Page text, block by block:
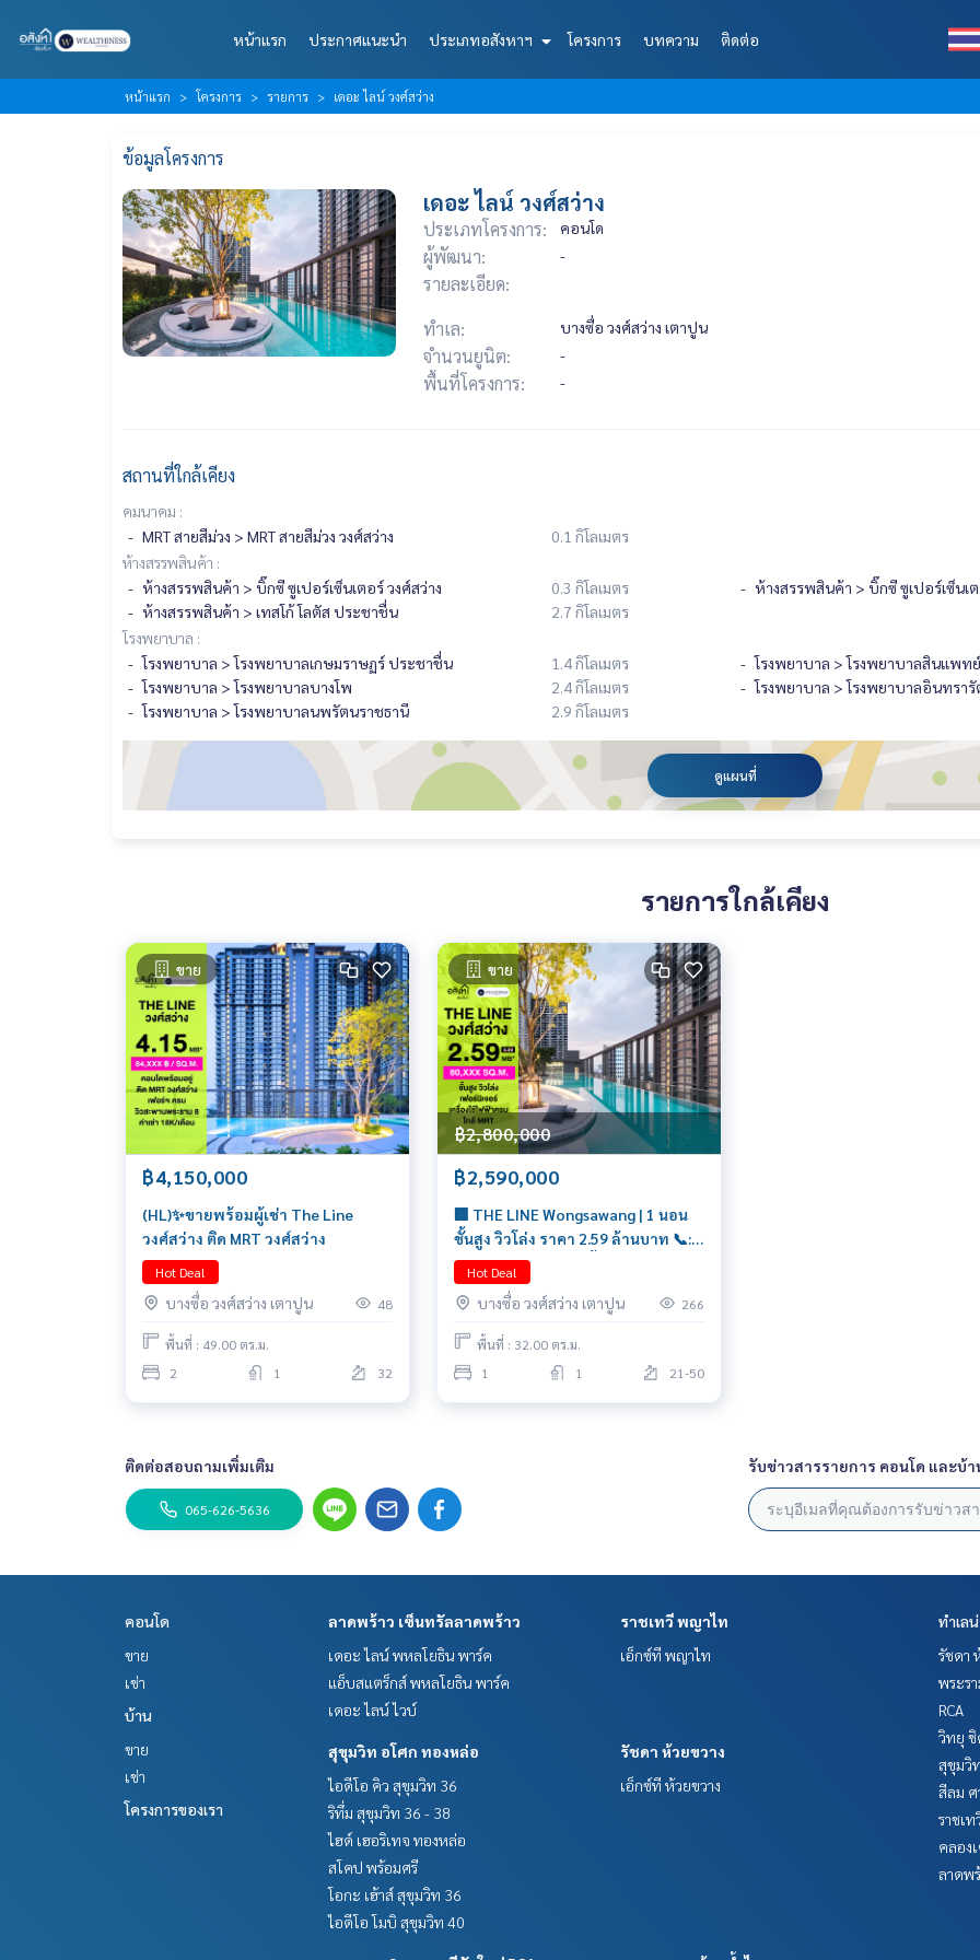
หน้าแรก ประกาศแนะนำ ประเภทอสังหาฯ โครงการ บทความ ติดต่อ
หน้าแรก โครงการ รายการ เดอะ ไลน์ วงศ์สว่าง
ข้อมูลโครงการ
เดอะ ไลน์ วงศ์สว่าง
ประเภทโครงการ: คอนโด
ผู้พัฒนา: -
รายละเอียด:
ทำเล:
บางซื่อ วงศ์สว่าง เตาปูน
จำนวนยูนิต: -
พื้นที่โครงการ: -
สถานที่ใกล้เคียง
คมนาคม :
MRT สายสีม่วง > MRT สายสีม่วง วงศ์สว่าง
0.1 กิโลเมตร
ห้างสรรพสินค้า :
ห้างสรรพสินค้า > บิ๊กซี ซูเปอร์เซ็นเตอร์ วงศ์สว่าง
0.3 กิโลเมตร ห้างสรรพสินค้า > บิ๊กซี ซูเปอร์เซ็นเ
ห้างสรรพสินค้า > เทสโก้ โลตัส ประชาชื่น
2.7 กิโลเมตร
โรงพยาบาล :
โรงพยาบาล > โรงพยาบาลเกษมราษฏร์ ประชาชื่น
1.4 กิโลเมตร โรงพยาบาล > โรงพยาบาลสินแพท
โรงพยาบาล > โรงพยาบาลบางโพ
2.4 กิโลเมตร โรงพยาบาล > โรงพยาบาลอินทรา
โรงพยาบาล > โรงพยาบาลนพรัตนราชธานี
2.9 กิโลเมตร
ดูแผนที่
รายการใกล้เคียง
ขาย
฿4,150,000
(HL)✨ขายพร้อมผู้เช่า The Line
วงศ์สว่าง ติด MRT วงศ์สว่าง
Hot Deal
บางซื่อ วงศ์สว่าง เตาปูน 48
พื้นที่ : 49.00 ตร.ม.
2
1 32
ขาย
฿2,800,000
฿2,590,000
🏢 THE LINE Wongsawang | 1 นอน
ชั้นสูง วิวโล่ง ราคา 2.59 ล้านบาท 📞:
065-626-5636 (คุณกี้)
Hot Deal
บางซื่อ วงศ์สว่าง เตาปูน 266
พื้นที่ : 32.00 ตร.ม.
1
1 21-50
ติดต่อสอบถามเพิ่มเติม
065-626-5636
รับข่าวสารรายการ คอนโด และบ้า
คอนโด
ขาย
เช่า
บ้าน
ขาย
เช่า
โครงการของเรา
ลาดพร้าว เซ็นทรัลลาดพร้าว
เดอะ ไลน์ พหลโยธิน พาร์ค
แอ็บสแตร็กส์ พหลโยธิน พาร์ค
เดอะ ไลน์ ไวบ์
ราชเทวี พญาไท
เอ็กซ์ที พญาไท
สุขุมวิท อโศก ทองหล่อ
ไอดีโอ คิว สุขุมวิท 36
ริทึ่ม สุขุมวิท 36 - 38
ไฮด์ เฮอริเทจ ทองหล่อ
สโคป พร้อมศรี
โอกะ เฮ้าส์ สุขุมวิท 36
ไอดีโอ โมบิ สุขุมวิท 40
รัชดา ห้วยขวาง
เอ็กซ์ที ห้วยขวาง
ทำเล
รัชดา
พระร
RCA
วิทยุ
สุขุมวิ
สีลม ศ
ราชเ
คลอง
ลาดพ